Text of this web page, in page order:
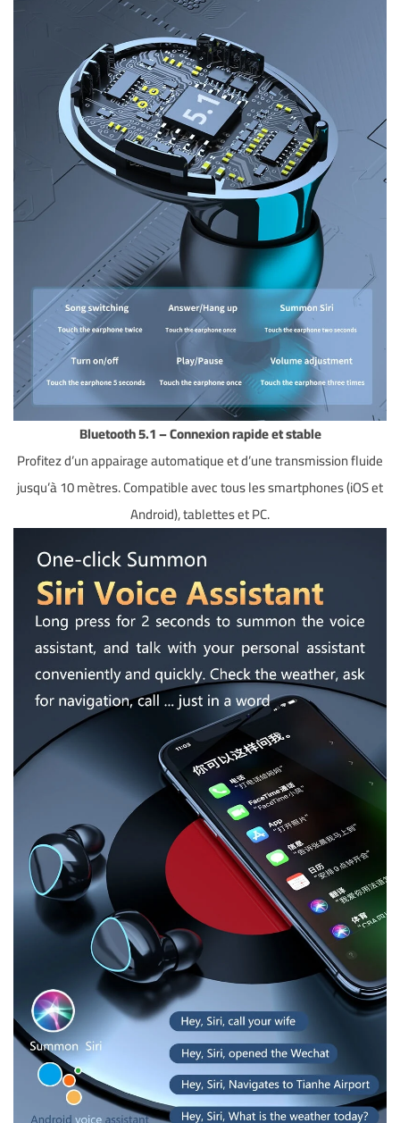
Bluetooth 5.1 – Connexion rapide et stable
Profitez d’un appairage automatique et d’une transmission fluide
jusqu’à 10 mètres. Compatible avec tous les smartphones (iOS et
Android), tablettes et PC.